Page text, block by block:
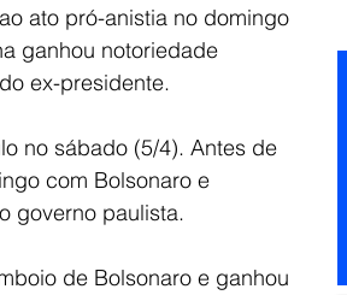
ato pró-anistia no domingo
ganhou notoriedade
ex-presidente.
no sábado (5/4). Antes de
com Bolsonaro e
governo paulista.
de Bolsonaro e ganhou